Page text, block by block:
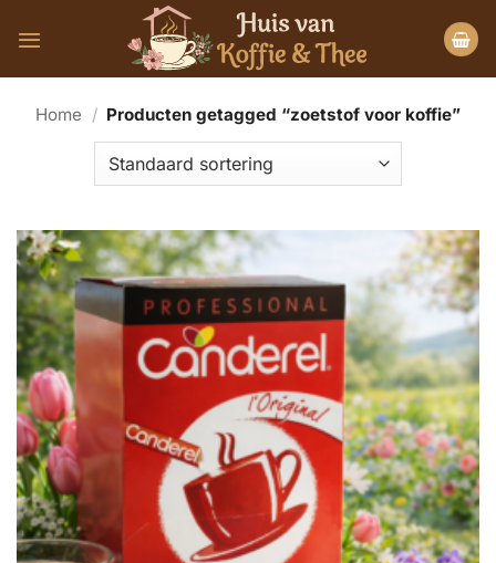
naar
Home / Producten getagged “zoetstof voor koffie”